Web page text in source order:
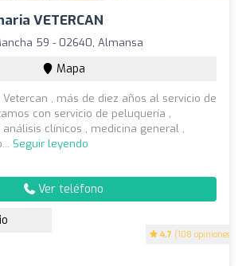
VETERCAN
4.7 (108 opiniones)
59 - 02640, Almansa
Mapa
Vetercan , más de diez años al servicio de
con servicio de peluquería ,
clínicos , medicina general ,
Seguir leyendo
Ver teléfono